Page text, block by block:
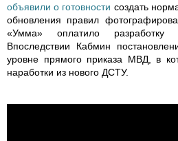
объявили о готовности создать
обновления правил
«Умма» оплатило разработку
Впоследствии Кабмин
уровне прямого приказа МВД, в
наработки из нового ДСТУ.